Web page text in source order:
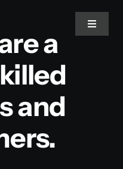
Toggle
a
and